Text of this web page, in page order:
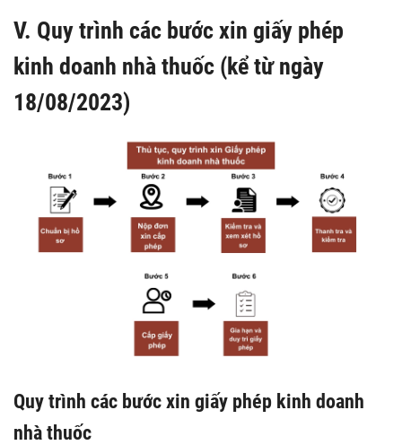
V. Quy trình các bước xin giấy phép
kinh doanh nhà thuốc (kể từ ngày
18/08/2023)
Quy trình các bước xin giấy phép kinh doanh
nhà thuốc